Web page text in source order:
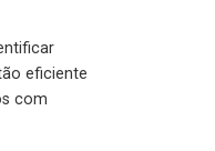
eficiente
com